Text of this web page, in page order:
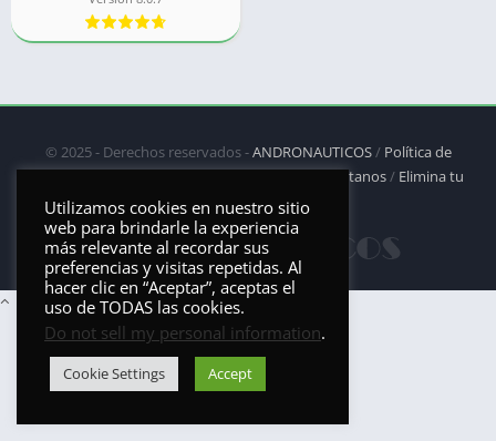
© 2025 - Derechos reservados -ANDRONAUTICOS/ Política de
privacidad/Política de Cookies/DMCA/Contáctanos/ Elimina tu
aplicación
Utilizamos cookies en nuestro sitio
web para brindarle la experiencia
más relevante al recordar sus
preferencias y visitas repetidas. Al
hacer clic en “Aceptar”, aceptas el
uso de TODAS las cookies.
Do not sell my personal information.
Cookie Settings Accept